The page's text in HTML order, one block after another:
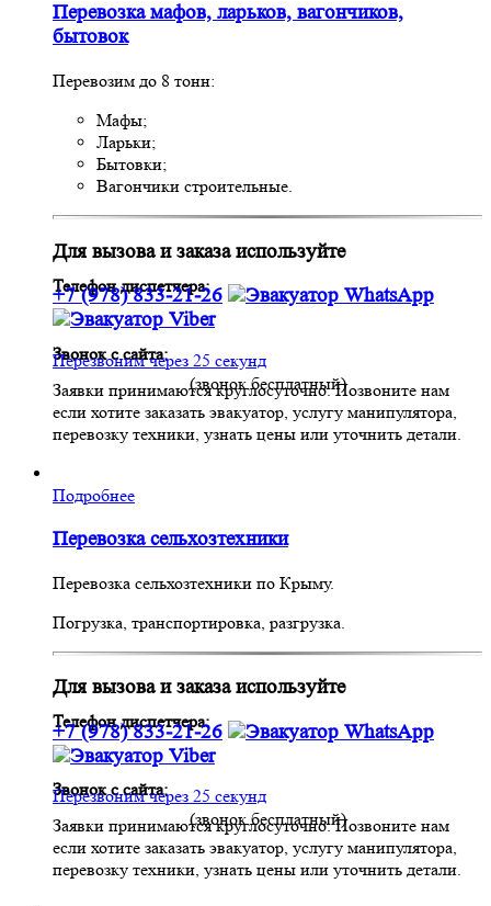
Перевозка мафов, ларьков, вагончиков,
бытовок
Перевозим до 8 тонн:
Мафы;
Ларьки;
Бытовки;
Вагончики строительные.
Для вызова и заказа используйте
Телефон диспетчера:
+7 (978) 833-21-26
Звонок с сайта:
Перезвоним через 25 секунд
(звонок бесплатный)
Заявки принимаются круглосуточно. Позвоните нам
если хотите заказать эвакуатор, услугу манипулятора,
перевозку техники, узнать цены или уточнить детали.
Подробнее
Перевозка сельхозтехники
Перевозка сельхозтехники по Крыму.
Погрузка, транспортировка, разгрузка.
Для вызова и заказа используйте
Телефон диспетчера:
+7 (978) 833-21-26
Звонок с сайта:
Перезвоним через 25 секунд
(звонок бесплатный)
Заявки принимаются круглосуточно. Позвоните нам
если хотите заказать эвакуатор, услугу манипулятора,
перевозку техники, узнать цены или уточнить детали.